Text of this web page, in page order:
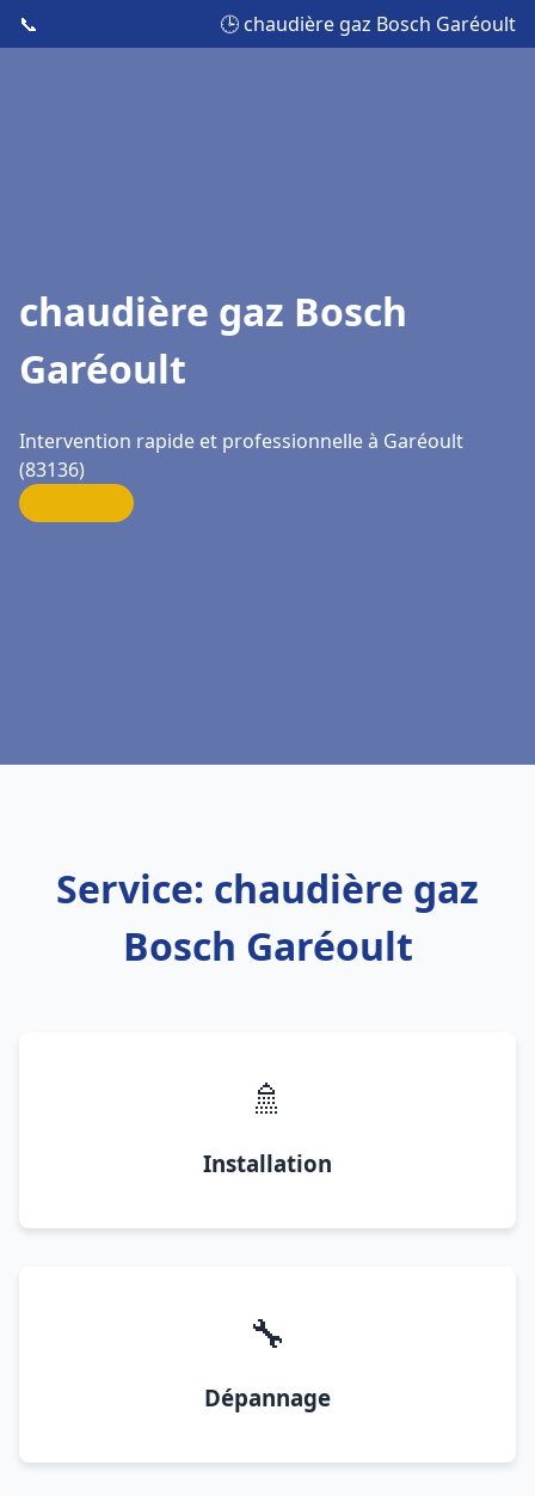
📞 🕒 chaudière gaz Bosch Garéoult
chaudière gaz Bosch
Garéoult
Intervention rapide et professionnelle à Garéoult
(83136)
Service: chaudière gaz
Bosch Garéoult
🚿
Installation
🔧
Dépannage